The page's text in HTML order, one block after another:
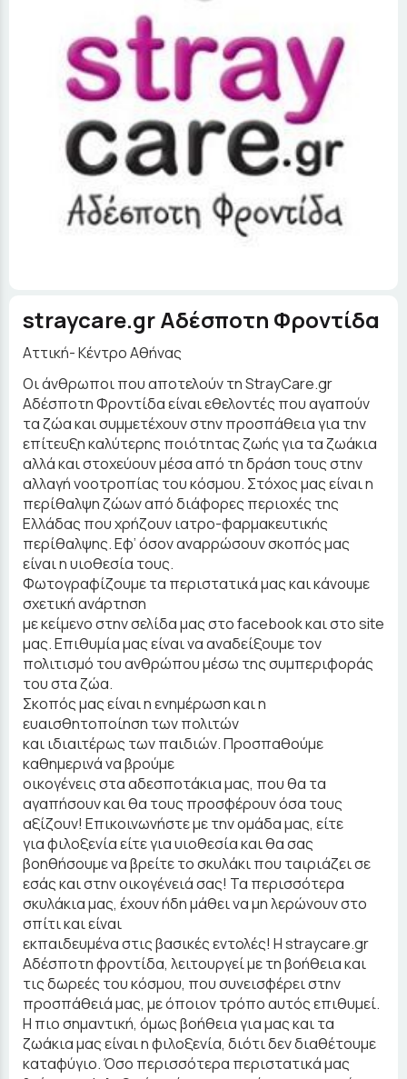
straycare.gr Aδέσποτη Φροντίδα
Αττική- Κέντρο Αθήνας
Οι άνθρωποι που αποτελούν τη StrayCare.gr
Aδέσποτη Φροντίδα είναι εθελοντές που αγαπούν
τα ζώα και συμμετέχουν στην προσπάθεια για την
επίτευξη καλύτερης ποιότητας ζωής για τα ζωάκια
αλλά και στοχεύουν μέσα από τη δράση τους στην
αλλαγή νοοτροπίας του κόσμου. Στόχος μας είναι η
περίθαλψη ζώων από διάφορες περιοχές της
Ελλάδας που χρήζουν ιατρο-φαρμακευτικής
περίθαλψης. Εφ’ όσον αναρρώσουν σκοπός μας
είναι η υιοθεσία τους.
Φωτογραφίζουμε τα περιστατικά μας και κάνουμε
σχετική ανάρτηση
με κείμενο στην σελίδα μας στο facebook και στο site
μας. Επιθυμία μας είναι να αναδείξουμε τον
πολιτισμό του ανθρώπου μέσω της συμπεριφοράς
του στα ζώα.
Σκοπός μας είναι η ενημέρωση και η
ευαισθητοποίηση των πολιτών
και ιδιαιτέρως των παιδιών. Προσπαθούμε
καθημερινά να βρούμε
οικογένεις στα αδεσποτάκια μας, που θα τα
αγαπήσουν και θα τους προσφέρουν όσα τους
αξίζουν! Επικοινωνήστε με την ομάδα μας, είτε
για φιλοξενία είτε για υιοθεσία και θα σας
βοηθήσουμε να βρείτε το σκυλάκι που ταιριάζει σε
εσάς και στην οικογένειά σας! Τα περισσότερα
σκυλάκια μας, έχουν ήδη μάθει να μη λερώνουν στο
σπίτι και είναι
εκπαιδευμένα στις βασικές εντολές! Η straycare.gr
Αδέσποτη φροντίδα, λειτουργεί με τη βοήθεια και
τις δωρεές του κόσμου, που συνεισφέρει στην
προσπάθειά μας, με όποιον τρόπο αυτός επιθυμεί.
Η πιο σημαντική, όμως βοήθεια για μας και τα
ζωάκια μας είναι η φιλοξενία, διότι δεν διαθέτουμε
καταφύγιο. Όσο περισσότερα περιστατικά μας